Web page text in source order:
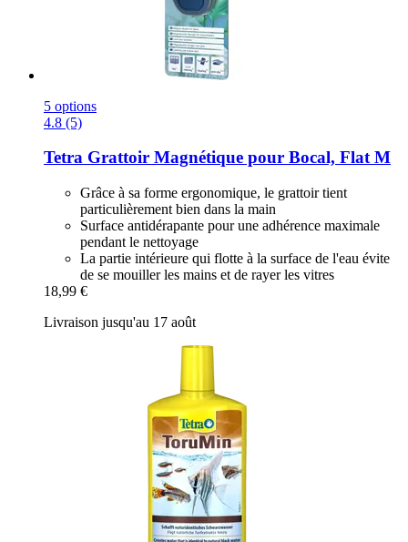
5 options
4.8 (5)
Tetra Grattoir Magnétique pour Bocal, Flat M
Grâce à sa forme ergonomique, le grattoir tient
particulièrement bien dans la main
Surface antidérapante pour une adhérence maximale
pendant le nettoyage
La partie intérieure qui flotte à la surface de l'eau évite
de se mouiller les mains et de rayer les vitres
18,99 €
Livraison jusqu'au 17 août